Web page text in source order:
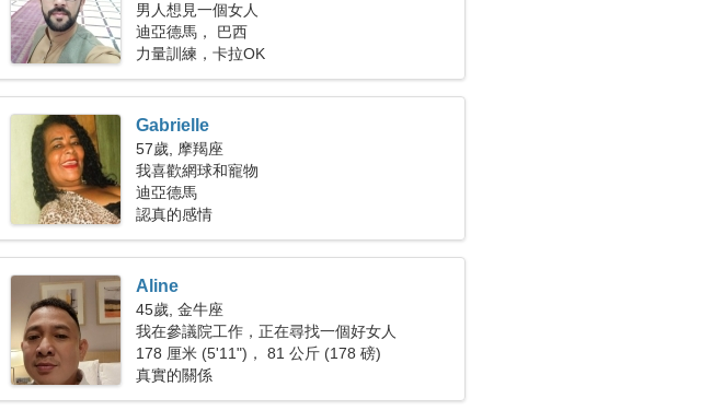
男人想見一個女人
迪亞德馬， 巴西
力量訓練，卡拉OK
Gabrielle
57歲, 摩羯座
我喜歡網球和寵物
迪亞德馬
認真的感情
Aline
45歲, 金牛座
我在參議院工作，正在尋找一個好女人
178 厘米 (5'11")， 81 公斤 (178 磅)
真實的關係